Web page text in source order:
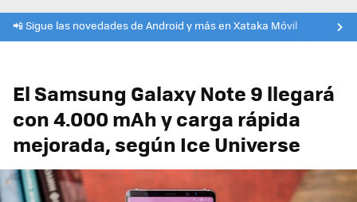
📲 Sigue las novedades de Android y más en Xataka Móvil
El Samsung Galaxy Note 9 llegará
con 4.000 mAh y carga rápida
mejorada, según Ice Universe